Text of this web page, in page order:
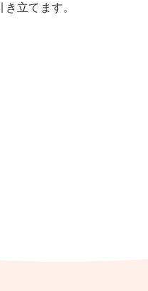
き立てます。